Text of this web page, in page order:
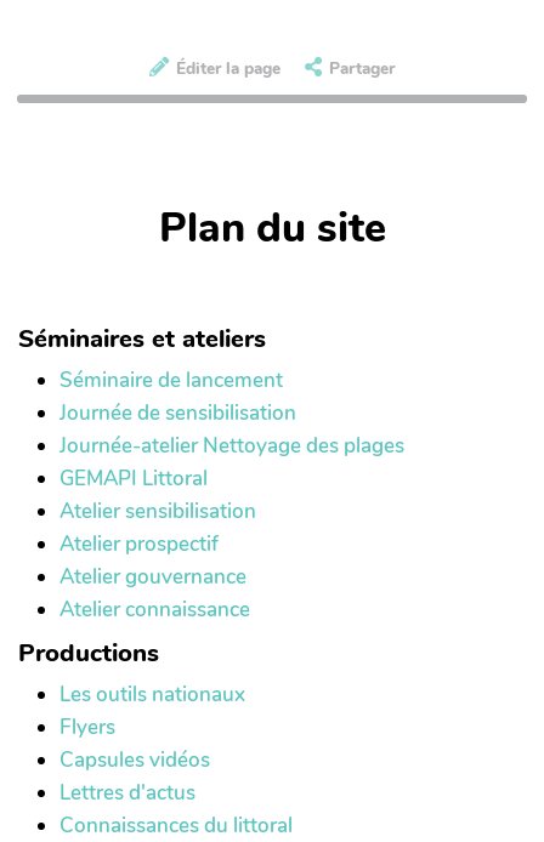
Éditer la page Partager
Plan du site
Séminaires et ateliers
Séminaire de lancement
Journée de sensibilisation
Journée-atelier Nettoyage des plages
GEMAPI Littoral
Atelier sensibilisation
Atelier prospectif
Atelier gouvernance
Atelier connaissance
Productions
Les outils nationaux
Flyers
Capsules vidéos
Lettres d'actus
Connaissances du littoral